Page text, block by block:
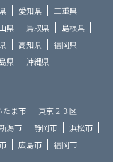
愛知県
三重県
県 鳥取県
島根県
高知県
福岡県
県 沖縄県
たま市
東京２３区
潟市 静岡市
浜松市
広島市
福岡市